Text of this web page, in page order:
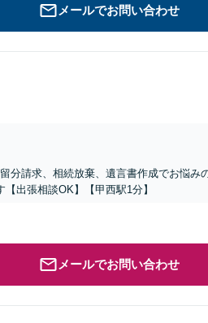
メールでお問い合わせ
分請求、相続放棄、遺言書作成でお悩み
出張相談OK】【甲西駅1分】
メールでお問い合わせ